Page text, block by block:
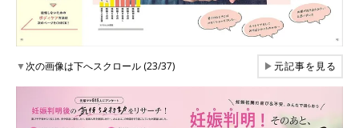
▼次の画像は下へスクロール (23/37) ▶元記事を見る